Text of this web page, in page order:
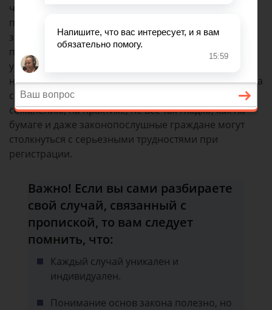
чаще один из них меняет место жительства,
переезжая к мужу/жене. Согласно действующему
законодательству лицо, при смене места
проживания обязано сняться с регистрационного
учета и в течение 7 дней зарегистрироваться в
новой квартире. Нарушение этого правила влечет за
собой наложение административного штрафа. К
сожалению, на практике, не все так гладко, как на
бумаге и даже законопослушные граждане могут
столкнуться с серьезными трудностями при
регистрации.
Важно! Если вы сами разбираете
свой случай, связанный с
пропиской, то вам следует
помнить, что:
Каждый случай уникален и
индивидуален.
Понимание основ закона полезно, но